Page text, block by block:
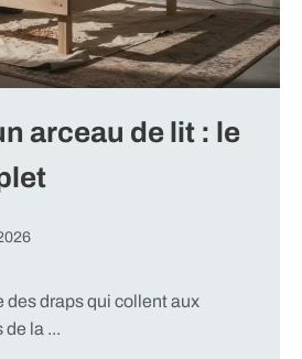
arceau de lit : le
des draps qui collent aux
de la ...